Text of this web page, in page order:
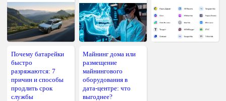
Почему батарейки
быстро
разряжаются: 7
причин и способы
продлить срок
службы
Майнинг дома или
размещение
майнингового
оборудования в
дата-центре: что
выгоднее?